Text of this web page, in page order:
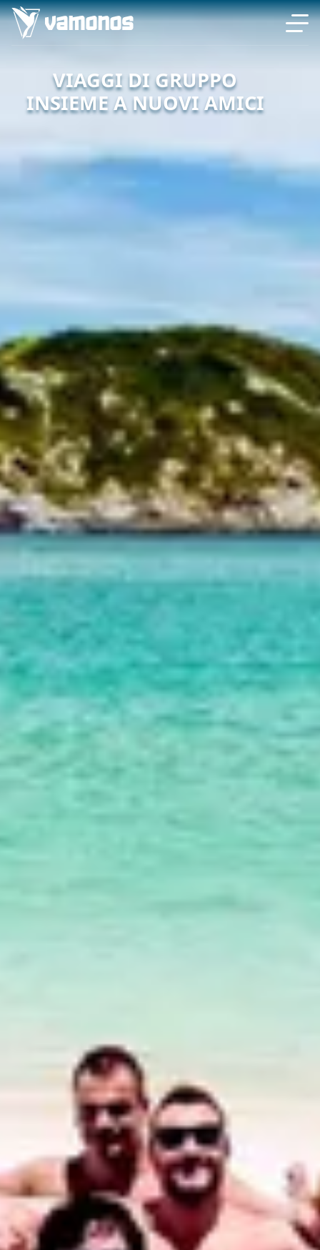
VIAGGI DI GRUPPO
INSIEME A NUOVI AMICI